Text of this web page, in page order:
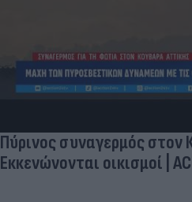
Πύρινος συναγερμός στον
Εκκενώνονται οικισμοί |